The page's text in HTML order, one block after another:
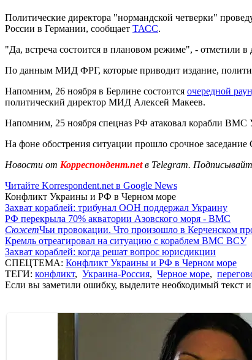
Политические директора "нормандской четверки"
России в Германии, сообщает ТАСС.
"Да, встреча состоится в плановом режиме", - отметили
По данным МИД ФРГ, которые приводит издание,
Напомним, 26 ноября в Берлине состоится очередной
политический директор МИД Алексей Макеев.
Напомним, 25 ноября спецназ РФ атаковал корабли
На фоне обострения ситуации прошло срочное
Новости от Корреспондент.netв Telegram.
Читайте Korrespondent.net в Google News
Конфликт Украины и РФ в Черном море
Захват кораблей: трибунал ООН поддержал Украину
РФ перекрыла 70% акватории Азовского моря - ВМС
СюжетЧьи провокации. Что произошло в Керченском
Кремль отреагировал на ситуацию с кораблем ВМС ВСУ
Захват кораблей: когда решат вопрос юрисдикции
СПЕЦТЕМА: Конфликт Украины и РФ в Черном море
ТЕГИ: конфликт, Украина-Россия, Черное море,
Если вы заметили ошибку, выделите необходимый текст